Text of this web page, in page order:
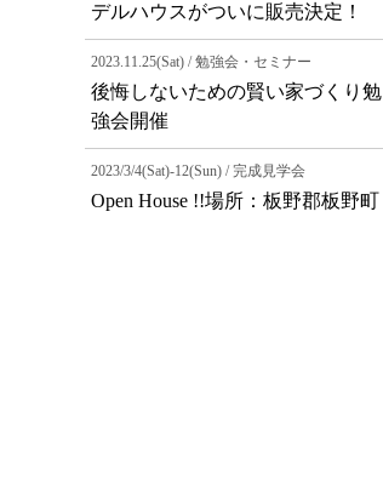
デルハウスがついに販売決定！
2023.11.25(Sat) / 勉強会・セミナー
後悔しないための賢い家づくり勉
強会開催
2023/3/4(Sat)-12(Sun) / 完成見学会
Open House !!場所：板野郡板野町